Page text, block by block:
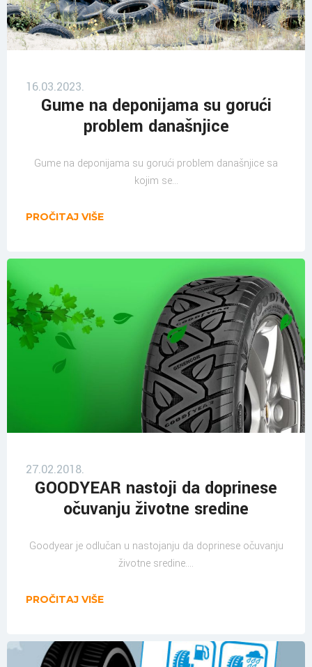
16.03.2023.
Gume na deponijama su gorući
problem današnjice
Gume na deponijama su gorući problem današnjice sa
kojim se...
PROČITAJ VIŠE
27.02.2018.
GOODYEAR nastoji da doprinese
očuvanju životne sredine
Goodyear je odlučan u nastojanju da doprinese očuvanju
životne sredine....
PROČITAJ VIŠE